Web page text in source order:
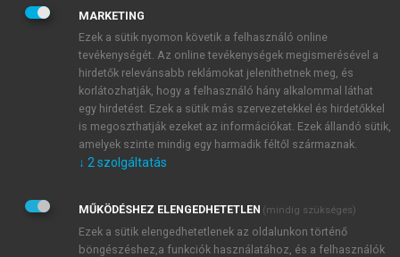
JELSZÓ
JELSZÓ ÚJRA
Kérek értesítést a MeRSZ újdonságairól, akcióiról.
Kérek értesítést az Akadémiai Kiadó Zrt. újdonságairól,
Adatkezelési tájékoztatóbanfoglaltakat tudomásul
veszem és elfogadom.
Általános vásárlási feltételeket, valamint a szotar.netés a
MARKETING
Ezek a sütik nyomon követik a felhasználó online
tevékenységét. Az online tevékenységek megismerésével a
hirdetők relevánsabb reklámokat jeleníthetnek meg, és
korlátozhatják, hogy a felhasználó hány alkalommal láthat
egy hirdetést. Ezek a sütik más szervezetekkel és hirdetőkkel
is megoszthatják ezeket az információkat. Ezek állandó sütik,
amelyek szinte mindig egy harmadik féltől származnak.
↓ 2 szolgáltatás
MŰKÖDÉSHEZ ELENGEDHETETLEN (mindig szükséges)
Ezek a sütik elengedhetetlenek az oldalunkon történő
böngészéshez,a funkciók használatához, és a felhasználók